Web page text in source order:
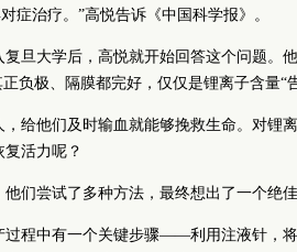
症治疗。”高悦告诉《中国科学报》。
复旦大学后，高悦就开始回答这个问题。
负极、隔膜都完好，仅仅是锂离子含量“告
，给他们及时输血就能够挽救生命。对锂
活力呢？
们尝试了多种方法，最终想出了一个绝佳
过程中有一个关键步骤——利用注液针，